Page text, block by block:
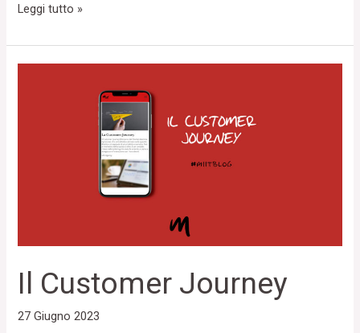
Leggi tutto »
Il Customer Journey
27 Giugno 2023